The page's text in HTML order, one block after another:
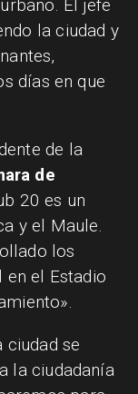
El jefe
la ciudad y
días en que
de la
de
20 es un
y el Maule.
los
el Estadio
ciudad se
la ciudadanía